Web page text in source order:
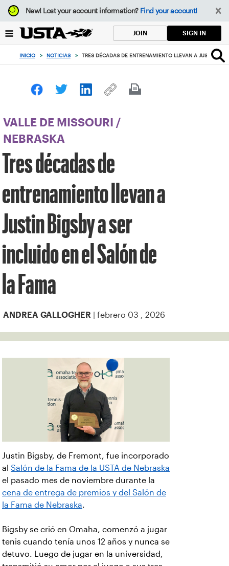
Enfoque
desde
botón
volver
principio
New!Lost your account information? Find your account!
JOIN SIGN IN
INICIO > NOTICIAS > TRES DÉCADAS DE ENTRENAMIENTO LLEVAN A JUSTIN
VALLE DE MISSOURI
/
NEBRASKA
Tres décadas de
entrenamiento llevan a
Justin Bigsby a ser
incluido en el Salón de
la Fama
ANDREA GALLOGHER | febrero 03 , 2026
Justin Bigsby, de Fremont, fue incorporado
al Salón de la Fama de la USTA de Nebraska
el pasado mes de noviembre durante la
cena de entrega de premios y del Salón de
la Fama de Nebraska.
Bigsby se crió en Omaha, comenzó a jugar
tenis cuando tenía unos 12 años y nunca se
detuvo. Luego de jugar en la universidad,